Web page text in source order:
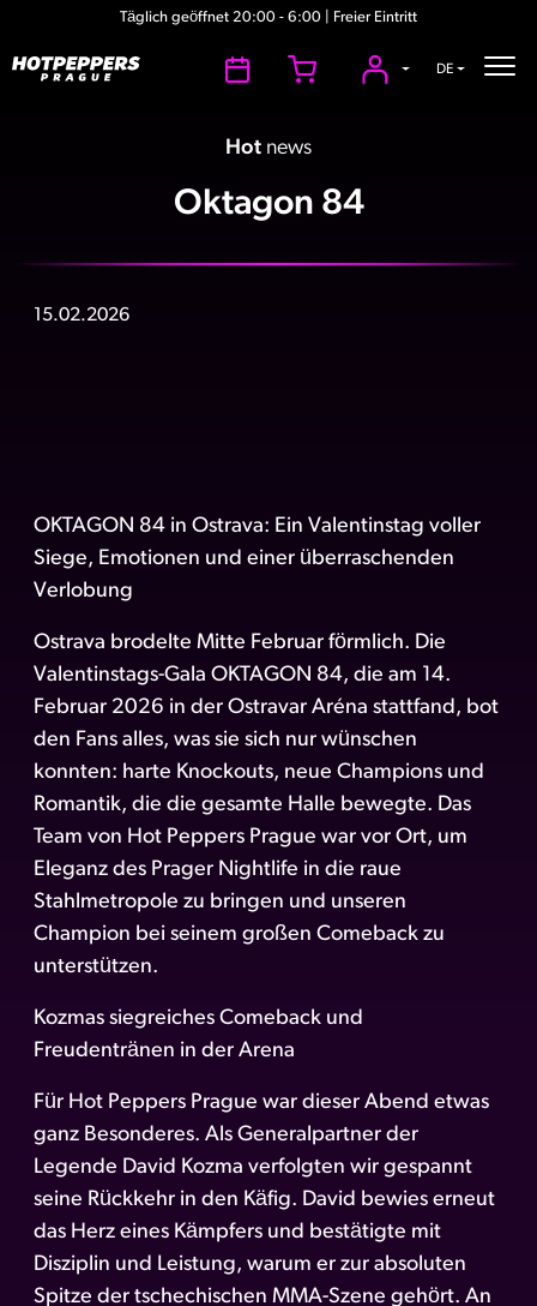
DE
Täglich geöffnet 20:00 - 6:00 | Freier Eintritt
Hot news
Oktagon 84
15.02.2026
OKTAGON 84 in Ostrava: Ein Valentinstag voller
Siege, Emotionen und einer überraschenden
Verlobung
Ostrava brodelte Mitte Februar förmlich. Die
Valentinstags-Gala OKTAGON 84, die am 14.
Februar 2026 in der Ostravar Aréna stattfand, bot
den Fans alles, was sie sich nur wünschen
konnten: harte Knockouts, neue Champions und
Romantik, die die gesamte Halle bewegte. Das
Team von Hot Peppers Prague war vor Ort, um
Eleganz des Prager Nightlife in die raue
Stahlmetropole zu bringen und unseren
Champion bei seinem großen Comeback zu
unterstützen.
Kozmas siegreiches Comeback und
Freudentränen in der Arena
Für Hot Peppers Prague war dieser Abend etwas
ganz Besonderes. Als Generalpartner der
Legende David Kozma verfolgten wir gespannt
seine Rückkehr in den Käfig. David bewies erneut
das Herz eines Kämpfers und bestätigte mit
Disziplin und Leistung, warum er zur absoluten
Spitze der tschechischen MMA-Szene gehört. An